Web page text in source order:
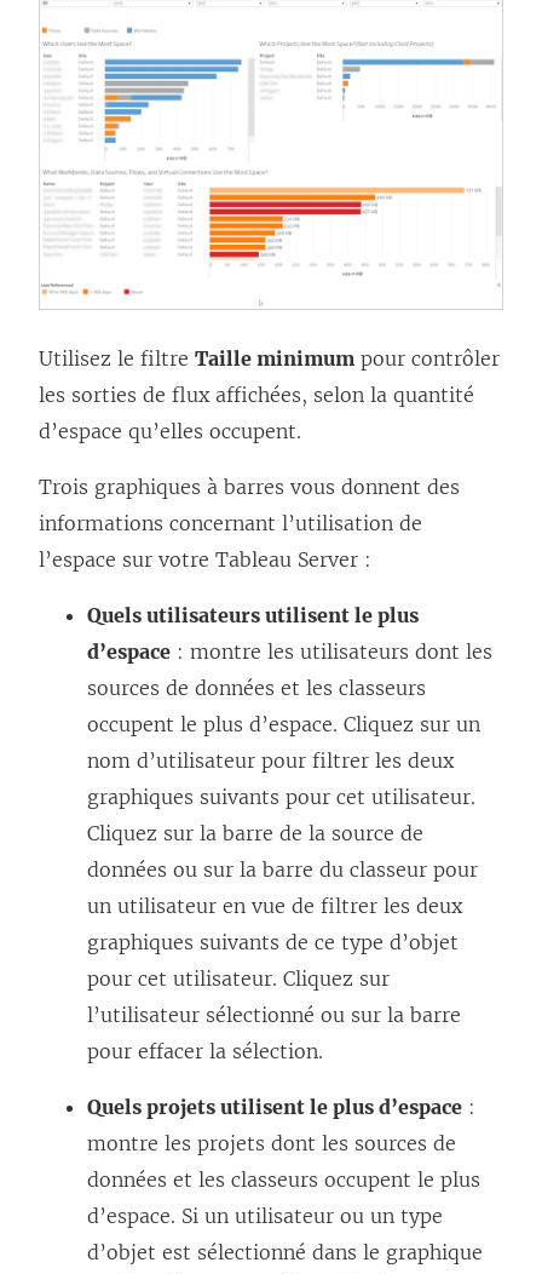
Utilisez le filtre Taille minimum pour contrôler
les sorties de flux affichées, selon la quantité
d’espace qu’elles occupent.
Trois graphiques à barres vous donnent des
informations concernant l’utilisation de
l’espace sur votre Tableau Server :
Quels utilisateurs utilisent le plus
d’espace : montre les utilisateurs dont les
sources de données et les classeurs
occupent le plus d’espace. Cliquez sur un
nom d’utilisateur pour filtrer les deux
graphiques suivants pour cet utilisateur.
Cliquez sur la barre de la source de
données ou sur la barre du classeur pour
un utilisateur en vue de filtrer les deux
graphiques suivants de ce type d’objet
pour cet utilisateur. Cliquez sur
l’utilisateur sélectionné ou sur la barre
pour effacer la sélection.
Quels projets utilisent le plus d’espace :
montre les projets dont les sources de
données et les classeurs occupent le plus
d’espace. Si un utilisateur ou un type
d’objet est sélectionné dans le graphique